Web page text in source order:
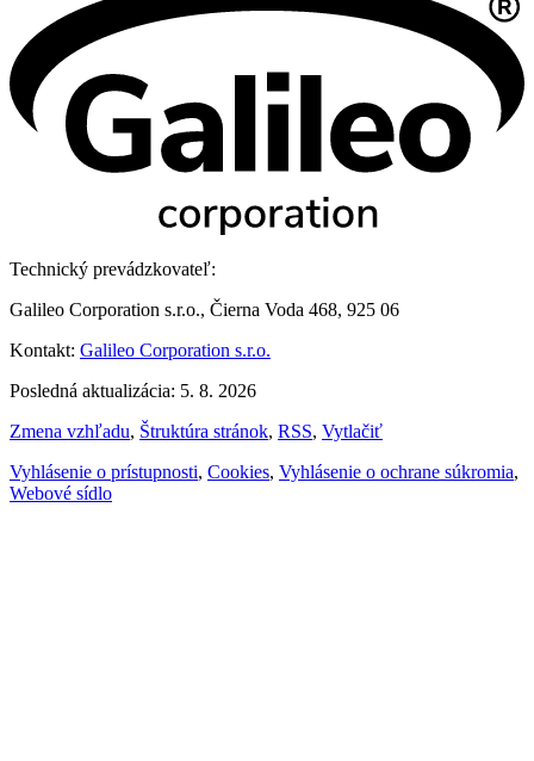
Technický prevádzkovateľ:
Galileo Corporation s.r.o., Čierna Voda 468, 925 06
Kontakt: Galileo Corporation s.r.o.
Posledná aktualizácia: 5. 8. 2026
Zmena vzhľadu, Štruktúra stránok, RSS, Vytlačiť
Vyhlásenie o prístupnosti, Cookies, Vyhlásenie o ochrane súkromia,
Webové sídlo